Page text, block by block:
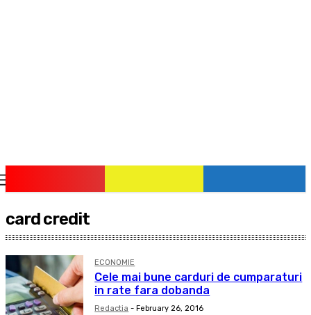
card credit
ECONOMIE
Cele mai bune carduri de cumparaturi
in rate fara dobanda
Redactia - February 26, 2016